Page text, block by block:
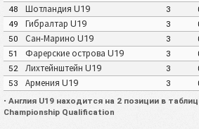
48
Шотландия U19 3
49
Гибралтар U19 3
50
Сан-Марино U19 3
51
Фарерские острова U19 3
52
Лихтейнштейн U19 3
53
Армения U19 3
• Англия U19 находится на 2 позиции в
Championship Qualification